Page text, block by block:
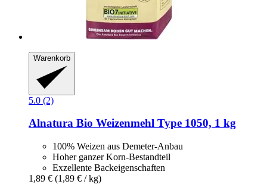
Warenkorb
5.0 (2)
Alnatura Bio Weizenmehl Type 1050, 1 kg
100% Weizen aus Demeter-Anbau
Hoher ganzer Korn-Bestandteil
Exzellente Backeigenschaften
1,89 € (1,89 € / kg)